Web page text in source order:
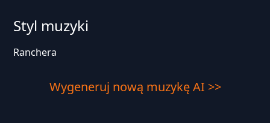
Styl muzyki
Ranchera
Wygeneruj nową muzykę AI >>